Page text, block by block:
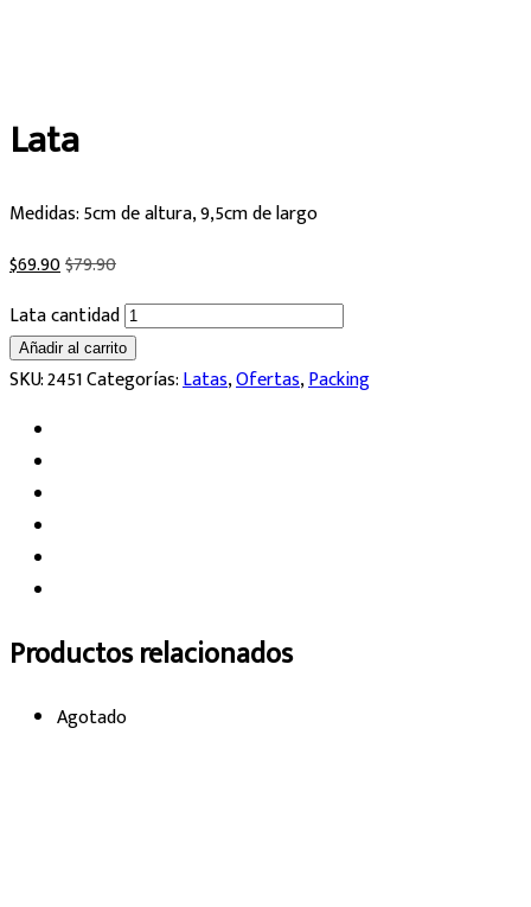
Lata
Medidas: 5cm de altura, 9,5cm de largo
$69.90$79.90
Lata cantidad
Añadir al carrito
SKU:2451Categorías:Latas,Ofertas,Packing
Productos relacionados
Agotado